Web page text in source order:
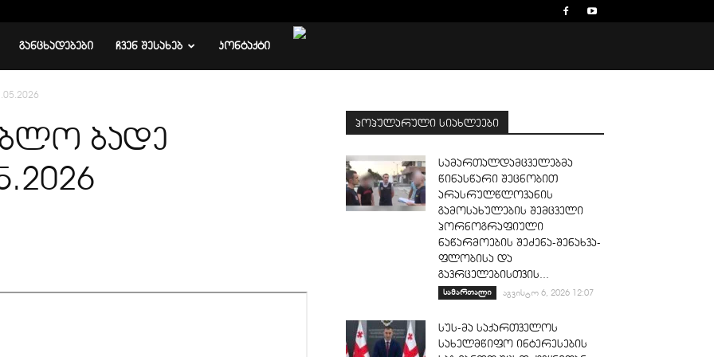
ᲒᲐᲜᲪᲮᲐᲓᲔᲑᲔᲑᲘ ᲩᲕᲔᲜ ᲨᲔᲡᲐᲮᲔᲑ ᲙᲝᲜᲢᲐᲥᲢᲘ
ბადე
პოპულარული სიახლეები
სამართალდამცველებმა
წინასწარი შეცნობით
არასრულწლოვანის
გამოსახულების შემცველი
პორნოგრაფიული
ნაწარმოების შეძენა-შენახვა-
ფლობისა და
გავრცელებისთვის...
სამართალი აგვისტო 6, 2026 12:07
სუს-მა საქართველოს
სახელმწიფო ინტერესების